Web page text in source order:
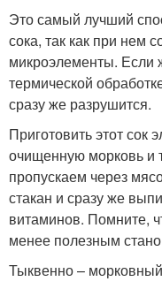
Это самый лучший
сока, так как при нем
микроэлементы. Если
термической
сразу же разрушится.
Приготовить этот сок
очищенную морковь и
пропускаем через
стакан и сразу же
витаминов. Помните,
менее полезным
Тыквенно –